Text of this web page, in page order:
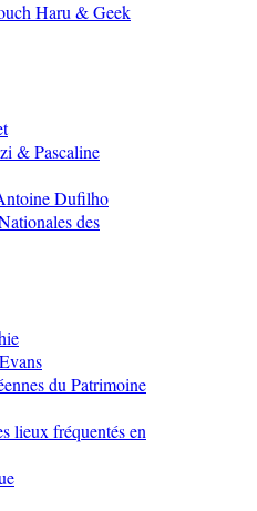
Haru & Geek
& Pascaline
Dufilho
des
du Patrimoine
lieux fréquentés en